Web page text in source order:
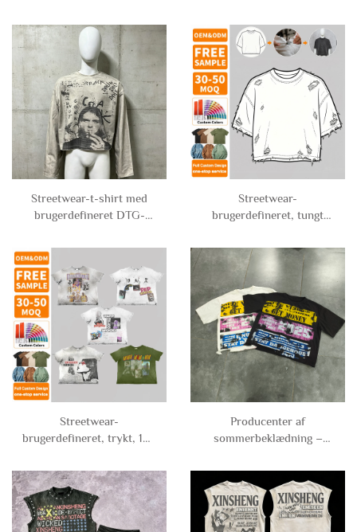
karakterte-shirts i tungt
stof, oversized og
beskåret kort t-shirt til
mænd
blank, syret vask, kort,
kasseformet t-shirt til
mænd
Streetwear-t-shirt med
brugerdefineret DTG-
vintage-look, syret vask,
kassiskt fit, oversized og
beskåret, grafisk
langærmet t-shirt til
mænd
Streetwear-
brugerdefineret, tungt
vasket, skulderfaldende T-
shirt med revner og
forældet udseende,
overdimensioneret og
kortet T-shirt til mænd
Streetwear-
brugerdefineret, trykt, 100
forældet, syrefærdig T-
shirt, kasseformet, kortet
grafisk T-shirt til mænd
Producenter af
sommerbeklædning –
Terry-overdimensionerede
korte T-shirts med
firkantet fit og forstyrret
grafisk print til mænd